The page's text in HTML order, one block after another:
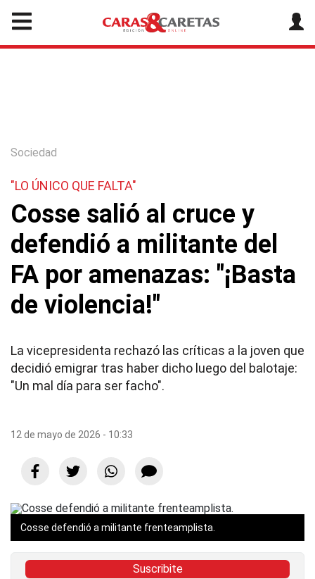
Sociedad
"LO ÚNICO QUE FALTA"
Cosse salió al cruce y
defendió a militante del
FA por amenazas: "¡Basta
de violencia!"
La vicepresidenta rechazó las críticas a la joven que
decidió emigrar tras haber dicho luego del balotaje:
"Un mal día para ser facho".
12 de mayo de 2026 - 10:33
Cosse defendió a militante frenteamplista.
Suscribite